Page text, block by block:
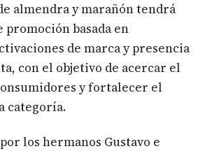
almendra y marañón tendrá
promoción basada en
de marca y presencia
con el objetivo de acercar el
y fortalecer el
categoría.
los hermanos Gustavo e